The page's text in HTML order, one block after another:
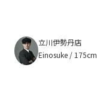
立川伊勢丹店
Einosuke / 175cm